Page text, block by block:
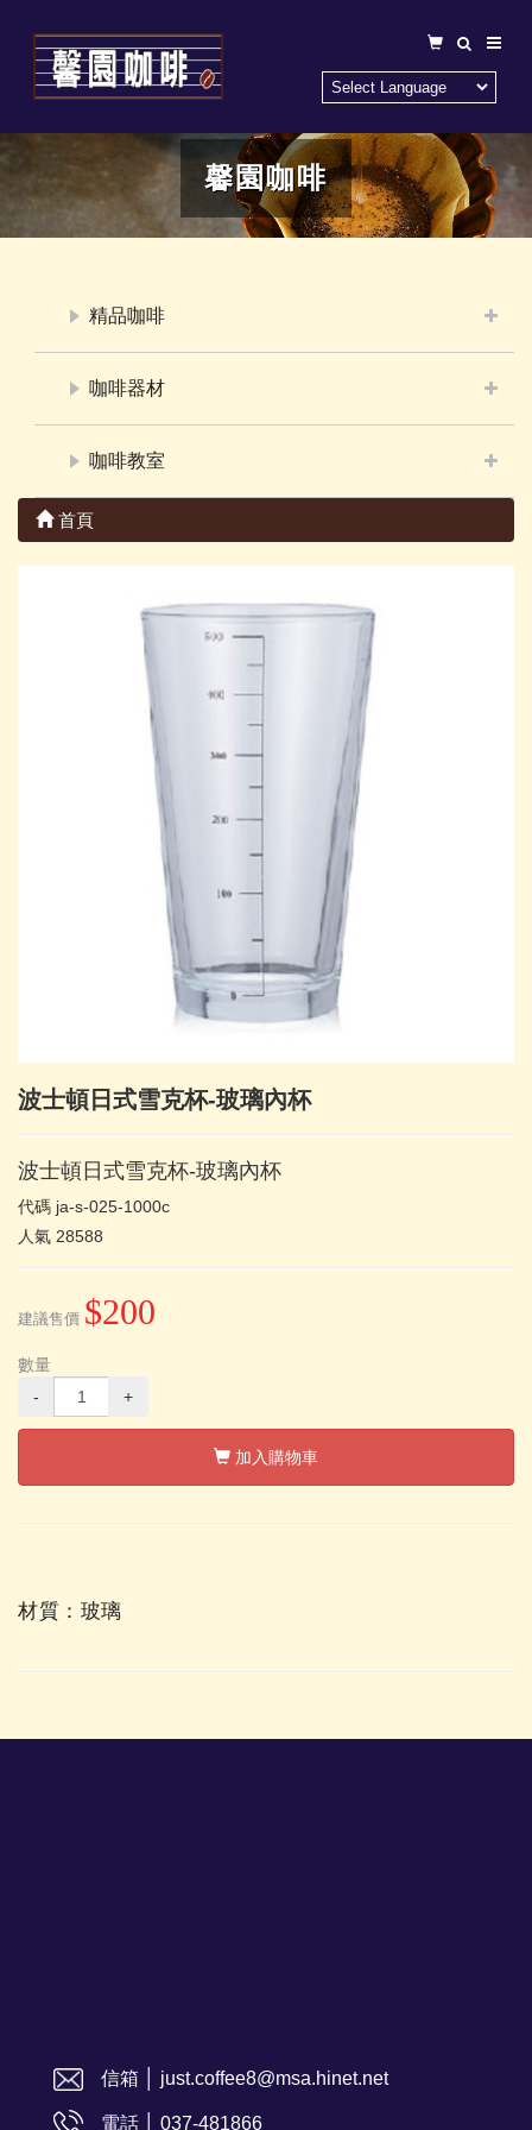
馨園咖啡
精品咖啡
咖啡器材
咖啡教室
首頁
波士頓日式雪克杯-玻璃內杯
波士頓日式雪克杯-玻璃內杯
代碼 ja-s-025-1000c
人氣 28588
建議售價 $200
數量
-
+
加入購物車
材質：玻璃
信箱 │ just.coffee8@msa.hinet.net
電話 │ 037-481866